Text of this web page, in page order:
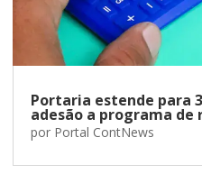
Portaria estende para
adesão a programa de
por Portal ContNews